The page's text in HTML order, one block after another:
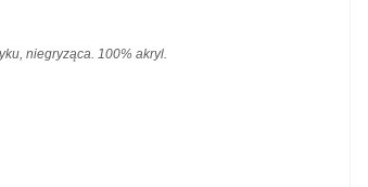
niegryząca. 100% akryl.